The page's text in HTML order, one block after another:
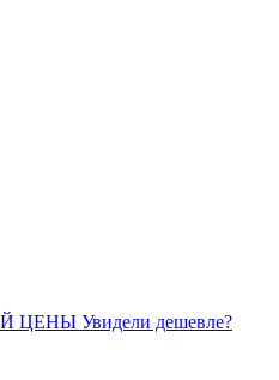
ЦЕНЫ Увидели дешевле?